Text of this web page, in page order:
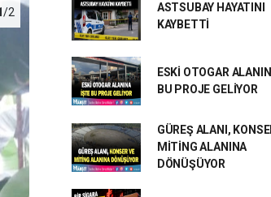
/2
ASTSUBAY HAYATINI
KAYBETTİ
ESKİ OTOGAR
BU PROJE GELİYOR
GÜREŞ ALANI,
MİTİNG ALANINA
DÖNÜŞÜYOR